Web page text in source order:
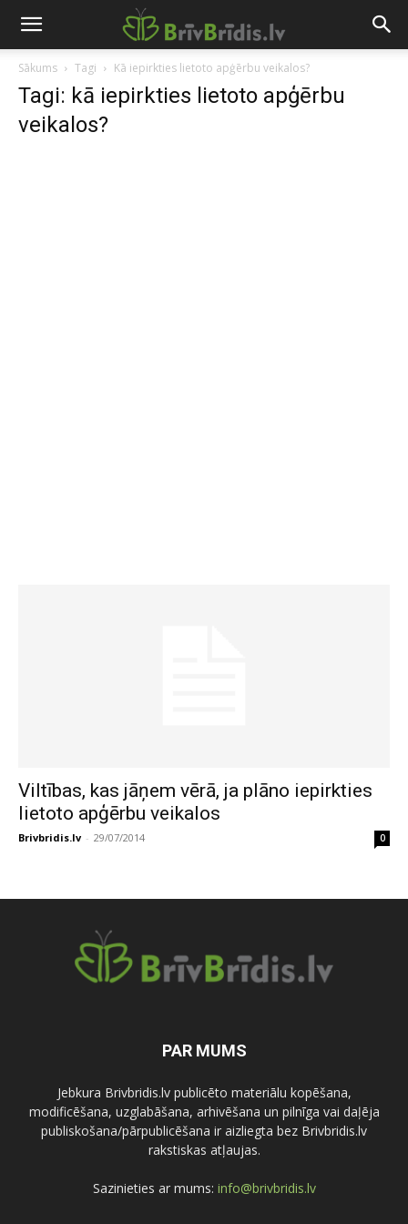
Sākums Tagi Kā iepirkties lietoto apģērbu veikalos?
Tagi: kā iepirkties lietoto apģērbu
veikalos?
Viltības, kas jāņem vērā, ja plāno iepirkties
lietoto apģērbu veikalos
Brivbridis.lv - 29/07/2014 0
PAR MUMS
Jebkura Brivbridis.lv publicēto materiālu kopēšana,
modificēšana, uzglabāšana, arhivēšana un pilnīga vai daļēja
publiskošana/pārpublicēšana ir aizliegta bez Brivbridis.lv
rakstiskas atļaujas.
Sazinieties ar mums: info@brivbridis.lv